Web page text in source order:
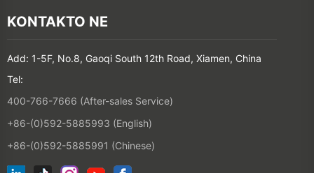
KONTAKTO NE
Add: 1-5F, No.8, Gaoqi South 12th Road, Xiamen, China
Tel:
400-766-7666 (After-sales Service)
+86-(0)592-5885993 (English)
+86-(0)592-5885991 (Chinese)